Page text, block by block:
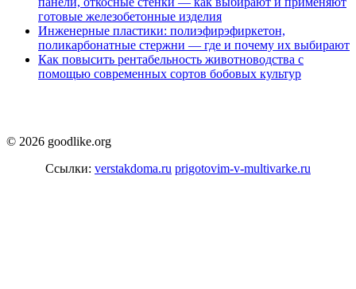
готовые железобетонные изделия
Инженерные пластики: полиэфирэфиркетон,
поликарбонатные стержни — где и почему их выбирают
Как повысить рентабельность животноводства с
помощью современных сортов бобовых культур
© 2026 goodlike.org
Ссылки: verstakdoma.ru prigotovim-v-multivarke.ru